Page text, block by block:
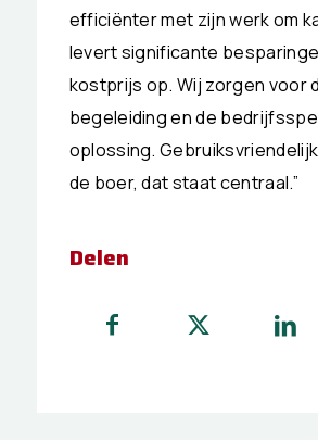
efficiënter met zijn werk om
levert significante
kostprijs op. Wij zorgen voor
begeleiding en de
oplossing.
de boer, dat staat centraal.”
Delen